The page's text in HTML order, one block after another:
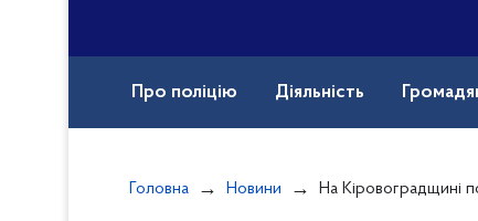
Про поліцію Діяльність
Головна Новини На Кіровоградщині поліцейські повідомили